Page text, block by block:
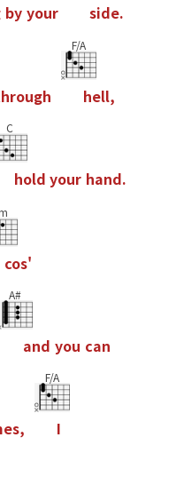
by your side.
hrough
F/A
hell,
C
hold your hand.
cos'
A#
and you can
es,
F/A
I